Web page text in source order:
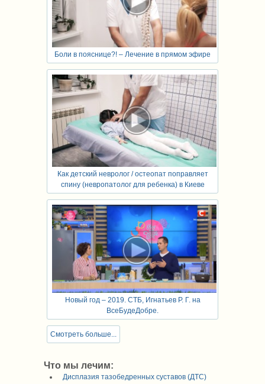
Боли в пояснице?! – Лечение в прямом эфире
Как детский невролог / остеопат поправляет
спину (невропатолог для ребенка) в Киеве
Новый год – 2019. СТБ, Игнатьев Р. Г. на
ВсеБудеДобре.
Смотреть больше...
Что мы лечим:
Дисплазия тазобедренных суставов (ДТС)